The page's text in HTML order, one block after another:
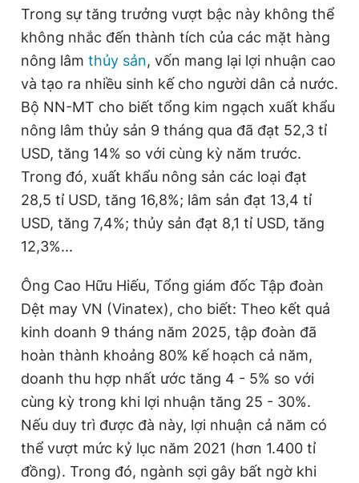
Trong sự tăng trưởng vượt bậc này không thể
không nhắc đến thành tích của các mặt hàng
nông lâm thủy sản, vốn mang lại lợi nhuận cao
và tạo ra nhiều sinh kế cho người dân cả nước.
Bộ NN-MT cho biết tổng kim ngạch xuất khẩu
nông lâm thủy sản 9 tháng qua đã đạt 52,3 tỉ
USD, tăng 14% so với cùng kỳ năm trước.
Trong đó, xuất khẩu nông sản các loại đạt
28,5 tỉ USD, tăng 16,8%; lâm sản đạt 13,4 tỉ
USD, tăng 7,4%; thủy sản đạt 8,1 tỉ USD, tăng
12,3%...
Ông Cao Hữu Hiếu, Tổng giám đốc Tập đoàn
Dệt may VN (Vinatex), cho biết: Theo kết quả
kinh doanh 9 tháng năm 2025, tập đoàn đã
hoàn thành khoảng 80% kế hoạch cả năm,
doanh thu hợp nhất ước tăng 4 - 5% so với
cùng kỳ trong khi lợi nhuận tăng 25 - 30%.
Nếu duy trì được đà này, lợi nhuận cả năm có
thể vượt mức kỷ lục năm 2021 (hơn 1.400 tỉ
đồng). Trong đó, ngành sợi gây bất ngờ khi